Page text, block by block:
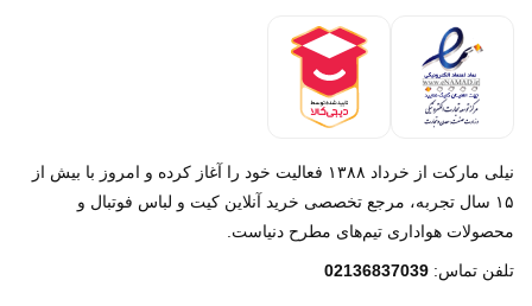
تماس با ما
نیلی مارکت از خرداد ۱۳۸۸ فعالیت خود را آغاز کرده و امروز با بیش از
۱۵ سال تجربه، مرجع تخصصی خرید آنلاین کیت و لباس فوتبال و
محصولات هواداری تیم‌های مطرح دنیاست.
تلفن تماس: 02136837039
پشتیبانی روبیکا‌